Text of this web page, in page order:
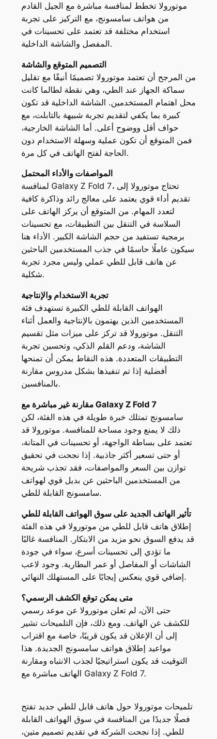
موتورولا تخطط لمنافسة مباشرة مع الجيل القادم
من هواتف سامسونج، مع التركيز على تجربة
استخدام مختلفة قد تعتمد على تحسينات في
المفصل والشاشة الداخلية.
التصميم المتوقع والشاشة
من المرجح أن تعتمد موتورولا تصميمًا أنيقًا مع تقليل
سماكة الجهاز عند الطي، وهي نقطة لطالما كانت
محل اهتمام المستخدمين. الشاشة الداخلية قد تكون
كبيرة بما يكفي لتقديم تجربة شبيهة بالتابلت، مع
حواف أقل ووضوح أعلى. أما الشاشة الخارجية،
فمن المتوقع أن تكون عملية وسهلة الاستخدام دون
الحاجة لفتح الهاتف في كل مرة.
المواصفات والأداء المحتمل
لمنافسة Galaxy Z Fold 7، تحتاج موتورولا إلى
تقديم أداء قوي يعتمد على معالج رائد وذاكرة كافية
لتعدد المهام. من المتوقع أن يركز الهاتف على
السلاسة في التنقل بين التطبيقات، مع تحسينات
برمجية تستفيد من حجم الشاشة الكبير. الأداء هنا
سيكون عاملًا حاسمًا في جذب المستخدمين الباحثين
عن هاتف قابل للطي عملي وليس مجرد تجربة
شكلية.
تجربة الاستخدام والإنتاجية
الهواتف القابلة للطي الكبيرة تستهدف فئة
المستخدمين الذين يهتمون بالإنتاجية والعمل أثناء
التنقل. موتورولا قد تركز على ميزات مثل تقسيم
الشاشة، ودعم القلم الذكي، وتحسين تجربة
التطبيقات المتعددة. هذه النقاط يمكن أن تمنحها
أفضلية إذا تم تنفيذها بشكل مدروس مقارنة
بالمنافسين.
مقارنة غير مباشرة مع Galaxy Z Fold 7
سامسونج تمتلك خبرة طويلة في هذه الفئة، لكن
ذلك لا يمنع وجود مساحة للمنافسة. موتورولا قد
تعتمد على بساطة الواجهة، أو تحسينات في المتانة،
أو حتى تسعير أكثر جاذبية. إذا نجحت في تحقيق
توازن بين السعر والمواصفات، فقد تجذب شريحة
من المستخدمين الباحثين عن بديل قوي لهواتف
سامسونج القابلة للطي.
تأثير الهاتف الجديد على سوق الهواتف القابلة للطي
إطلاق هاتف قابل للطي من موتورولا في هذه الفئة
قد يدفع السوق نحو مزيد من الابتكار. المنافسة غالبًا
ما تؤدي إلى تحسينات أسرع، سواء في جودة
الشاشات أو المفاصل أو عمر البطارية. وجود لاعب
إضافي قوي ينعكس إيجابًا على المستهلك النهائي.
متى يمكن توقع الكشف الرسمي؟
حتى الآن، لم تعلن موتورولا عن موعد رسمي
للكشف عن الهاتف. ومع ذلك، فإن التلميحات تشير
إلى أن الإعلان قد يكون قريبًا، خاصة مع اقتراب
مواعيد إطلاق هواتف سامسونج الجديدة. هذا
التوقيت قد يكون استراتيجيًا لجذب الانتباه ومقارنة
الهاتف مباشرة مع Galaxy Z Fold 7.
تلميحات موتورولا حول هاتف قابل للطي جديد تفتح
فصلًا جديدًا من المنافسة في سوق الهواتف القابلة
للطي. إذا نجحت الشركة في تقديم تصميم متين،